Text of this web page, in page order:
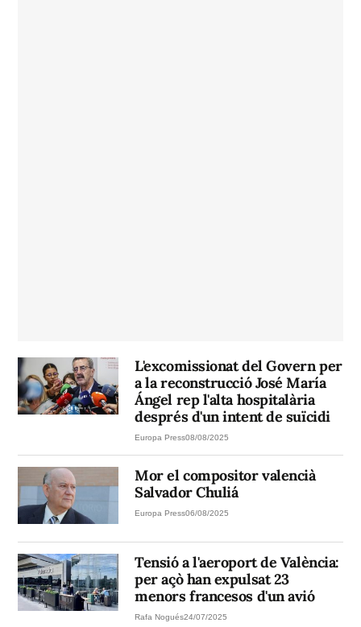
L'excomissionat del Govern per
a la reconstrucció José María
Ángel rep l'alta hospitalària
després d'un intent de suïcidi
Europa Press08/08/2025
Mor el compositor valencià
Salvador Chuliá
Europa Press06/08/2025
Tensió a l'aeroport de València:
per açò han expulsat 23
menors francesos d'un avió
Rafa Nogués24/07/2025